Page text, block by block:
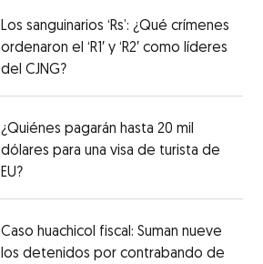
Los sanguinarios ‘Rs’: ¿Qué crímenes
ordenaron el ‘R1′ y ‘R2′ como líderes
del CJNG?
¿Quiénes pagarán hasta 20 mil
dólares para una visa de turista de
EU?
Caso huachicol fiscal: Suman nueve
los detenidos por contrabando de